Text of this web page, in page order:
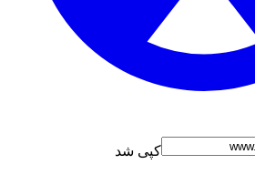
کپی شد